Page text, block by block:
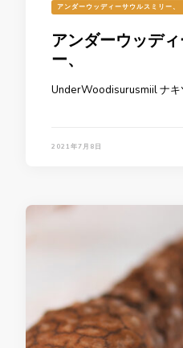
アンダーウッディーサウルスミリー、
アンダーウッデ
ー、
UnderWoodisurusmiil ナキ
2021年7月8日